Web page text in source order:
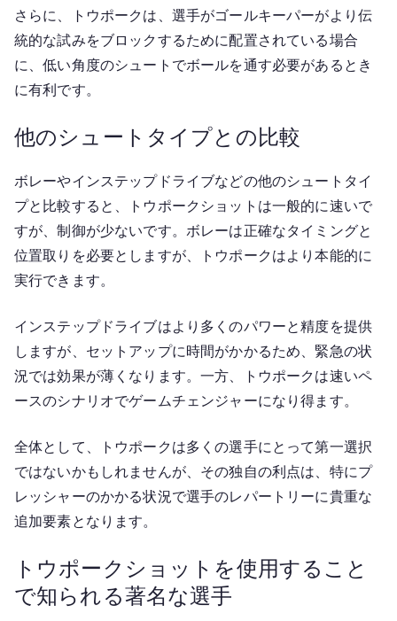
さらに、トウポークは、選手がゴールキーパーがより伝
統的な試みをブロックするために配置されている場合
に、低い角度のシュートでボールを通す必要があるとき
に有利です。
他のシュートタイプとの比較
ボレーやインステップドライブなどの他のシュートタイ
プと比較すると、トウポークショットは一般的に速いで
すが、制御が少ないです。ボレーは正確なタイミングと
位置取りを必要としますが、トウポークはより本能的に
実行できます。
インステップドライブはより多くのパワーと精度を提供
しますが、セットアップに時間がかかるため、緊急の状
況では効果が薄くなります。一方、トウポークは速いペ
ースのシナリオでゲームチェンジャーになり得ます。
全体として、トウポークは多くの選手にとって第一選択
ではないかもしれませんが、その独自の利点は、特にプ
レッシャーのかかる状況で選手のレパートリーに貴重な
追加要素となります。
トウポークショットを使用すること
で知られる著名な選手